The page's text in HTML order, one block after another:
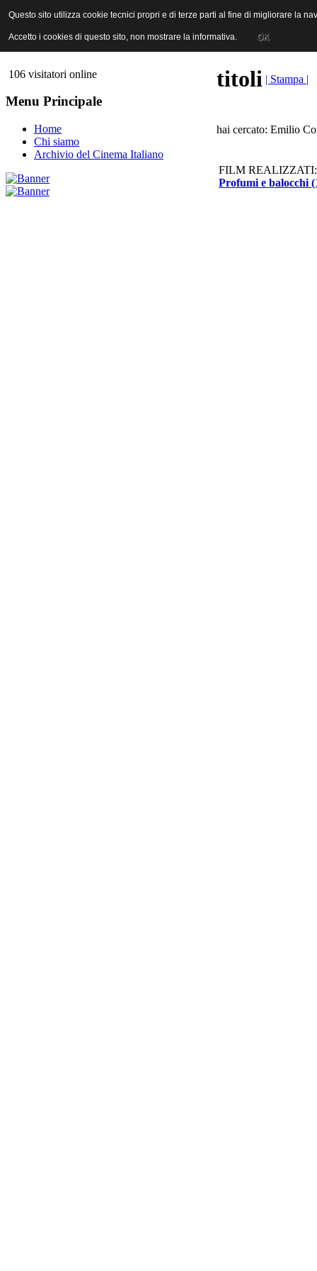
ANICA | Associazione Nazionale Industrie Cinematografiche
106 visitatori online
Menu Principale
Home
Chi siamo
Archivio del Cinema Italiano
titoli | Stampa |
hai cercato: Emilio
FILM REALIZZATI:
Profumi e balocchi
Questo sito utilizza cookie tecnici propri e di terze parti al fine di migliorare la
Accetto i cookies di questo sito, non mostrare la informativa. OK
Questo sito utilizza cookie tecnici propri e di terze parti al fine di migliorare la
Accetto i cookies di questo sito, non mostrare la informativa. OK